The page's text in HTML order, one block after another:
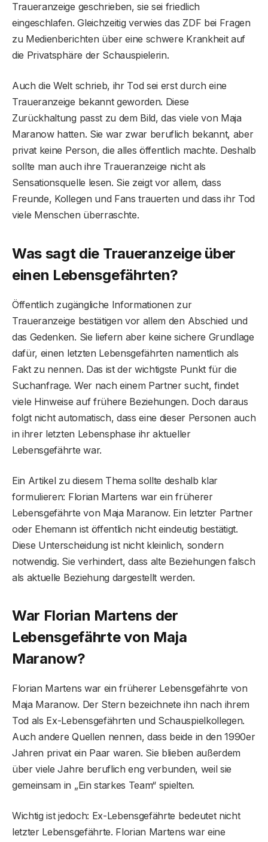
Traueranzeige geschrieben, sie sei friedlich
eingeschlafen. Gleichzeitig verwies das ZDF bei Fragen
zu Medienberichten über eine schwere Krankheit auf
die Privatsphäre der Schauspielerin.
Auch die Welt schrieb, ihr Tod sei erst durch eine
Traueranzeige bekannt geworden. Diese
Zurückhaltung passt zu dem Bild, das viele von Maja
Maranow hatten. Sie war zwar beruflich bekannt, aber
privat keine Person, die alles öffentlich machte. Deshalb
sollte man auch ihre Traueranzeige nicht als
Sensationsquelle lesen. Sie zeigt vor allem, dass
Freunde, Kollegen und Fans trauerten und dass ihr Tod
viele Menschen überraschte.
Was sagt die Traueranzeige über
einen Lebensgefährten?
Öffentlich zugängliche Informationen zur
Traueranzeige bestätigen vor allem den Abschied und
das Gedenken. Sie liefern aber keine sichere Grundlage
dafür, einen letzten Lebensgefährten namentlich als
Fakt zu nennen. Das ist der wichtigste Punkt für die
Suchanfrage. Wer nach einem Partner sucht, findet
viele Hinweise auf frühere Beziehungen. Doch daraus
folgt nicht automatisch, dass eine dieser Personen auch
in ihrer letzten Lebensphase ihr aktueller
Lebensgefährte war.
Ein Artikel zu diesem Thema sollte deshalb klar
formulieren: Florian Martens war ein früherer
Lebensgefährte von Maja Maranow. Ein letzter Partner
oder Ehemann ist öffentlich nicht eindeutig bestätigt.
Diese Unterscheidung ist nicht kleinlich, sondern
notwendig. Sie verhindert, dass alte Beziehungen falsch
als aktuelle Beziehung dargestellt werden.
War Florian Martens der
Lebensgefährte von Maja
Maranow?
Florian Martens war ein früherer Lebensgefährte von
Maja Maranow. Der Stern bezeichnete ihn nach ihrem
Tod als Ex-Lebensgefährten und Schauspielkollegen.
Auch andere Quellen nennen, dass beide in den 1990er
Jahren privat ein Paar waren. Sie blieben außerdem
über viele Jahre beruflich eng verbunden, weil sie
gemeinsam in „Ein starkes Team“ spielten.
Wichtig ist jedoch: Ex-Lebensgefährte bedeutet nicht
letzter Lebensgefährte. Florian Martens war eine